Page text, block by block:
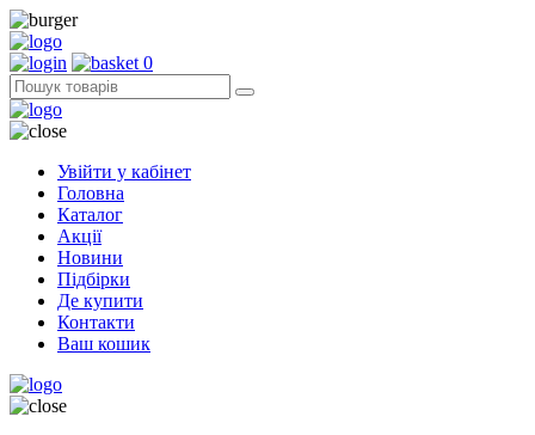
0
Увійти у кабінет
Головна
Каталог
Акції
Новини
Підбірки
Де купити
Контакти
Ваш кошик